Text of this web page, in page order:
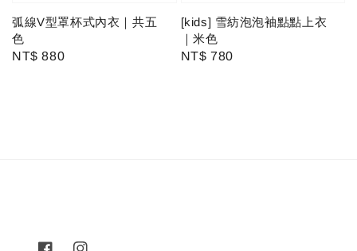
弧線V型罩杯式內衣｜共五
色
Regular
NT$ 880
[kids] 雪紡泡泡袖點點上衣
｜米色
Regular
NT$ 780